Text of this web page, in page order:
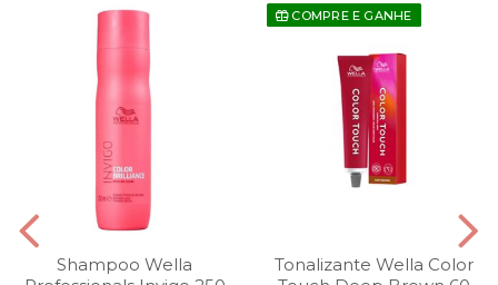
Shampoo Wella
COMPRE E GANHE
Tonalizante Wella Color